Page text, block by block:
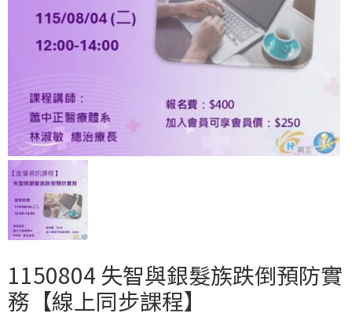
1150804 失智與銀髮族跌倒預防實
務【線上同步課程】